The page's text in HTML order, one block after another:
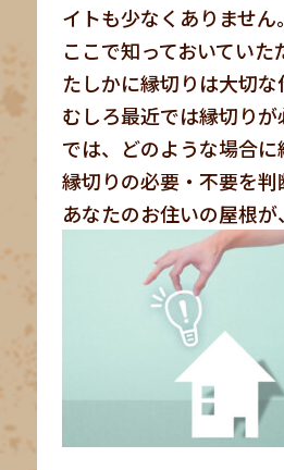
イトも少なくありません。
ここで知っておいていた
たしかに縁切りは大切な
むしろ最近では縁切りが
では、どのような場合
縁切りの必要・不要を判
あなたのお住いの屋根